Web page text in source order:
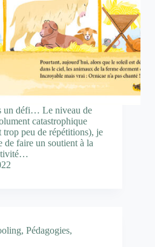
un défi… Le niveau de
catastrophique
trop peu de répétitions), je
de faire un soutient à la
, Pédagogies,